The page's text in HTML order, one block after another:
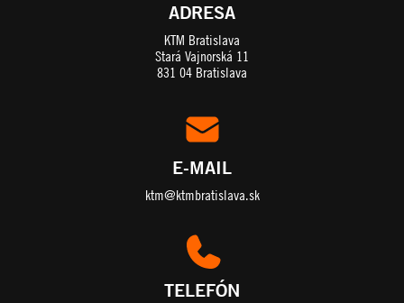
ADRESA
KTM Bratislava
Stará Vajnorská 11
831 04 Bratislava
E-MAIL
ktm@ktmbratislava.sk
TELEFÓN